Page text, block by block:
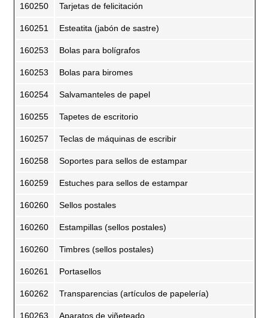
160250 Tarjetas de felicitación
160251 Esteatita (jabón de sastre)
160253 Bolas para bolígrafos
160253 Bolas para biromes
160254 Salvamanteles de papel
160255 Tapetes de escritorio
160257 Teclas de máquinas de escribir
160258 Soportes para sellos de estampar
160259 Estuches para sellos de estampar
160260 Sellos postales
160260 Estampillas (sellos postales)
160260 Timbres (sellos postales)
160261 Portasellos
160262 Transparencias (artículos de papelería)
160263 Aparatos de viñeteado